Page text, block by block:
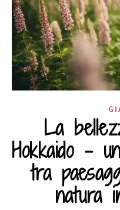
La
Hokkaido –
tra
natura